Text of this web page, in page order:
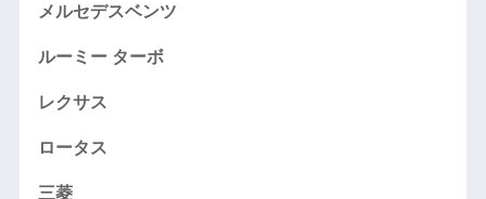
メルセデスベンツ
ルーミー ターボ
レクサス
ロータス
三菱